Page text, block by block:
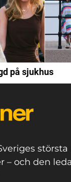
på sjukhus
största
– och den